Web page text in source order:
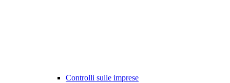
Controlli sulle imprese